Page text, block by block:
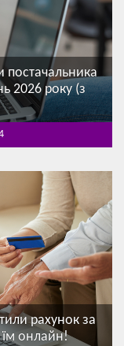
постачальника
2026 року (з
рахунок за
онлайн!